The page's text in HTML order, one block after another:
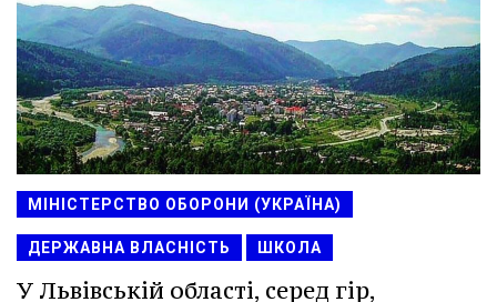
МІНІСТЕРСТВО ОБОРОНИ (УКРАЇНА)
ДЕРЖАВНА ВЛАСНІСТЬ ШКОЛА
У Львівській області, серед гір,